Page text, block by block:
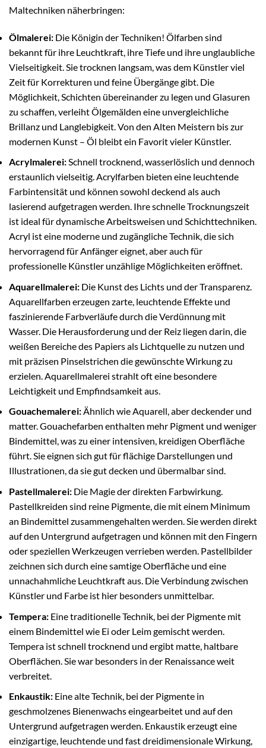
Maltechniken näherbringen:
Ölmalerei: Die Königin der Techniken! Ölfarben sind
bekannt für ihre Leuchtkraft, ihre Tiefe und ihre unglaubliche
Vielseitigkeit. Sie trocknen langsam, was dem Künstler viel
Zeit für Korrekturen und feine Übergänge gibt. Die
Möglichkeit, Schichten übereinander zu legen und Glasuren
zu schaffen, verleiht Ölgemälden eine unvergleichliche
Brillanz und Langlebigkeit. Von den Alten Meistern bis zur
modernen Kunst – Öl bleibt ein Favorit vieler Künstler.
Acrylmalerei:Schnell trocknend, wasserlöslich und dennoch
erstaunlich vielseitig. Acrylfarben bieten eine leuchtende
Farbintensität und können sowohl deckend als auch
lasierend aufgetragen werden. Ihre schnelle Trocknungszeit
ist ideal für dynamische Arbeitsweisen und Schichttechniken.
Acryl ist eine moderne und zugängliche Technik, die sich
hervorragend für Anfänger eignet, aber auch für
professionelle Künstler unzählige Möglichkeiten eröffnet.
Aquarellmalerei: Die Kunst des Lichts und der Transparenz.
Aquarellfarben erzeugen zarte, leuchtende Effekte und
faszinierende Farbverläufe durch die Verdünnung mit
Wasser. Die Herausforderung und der Reiz liegen darin, die
weißen Bereiche des Papiers als Lichtquelle zu nutzen und
mit präzisen Pinselstrichen die gewünschte Wirkung zu
erzielen. Aquarellmalerei strahlt oft eine besondere
Leichtigkeit und Empfindsamkeit aus.
Gouachemalerei:Ähnlich wie Aquarell, aber deckender und
matter. Gouachefarben enthalten mehr Pigment und weniger
Bindemittel, was zu einer intensiven, kreidigen Oberfläche
führt. Sie eignen sich gut für flächige Darstellungen und
Illustrationen, da sie gut decken und übermalbar sind.
Pastellmalerei: Die Magie der direkten Farbwirkung.
Pastellkreiden sind reine Pigmente, die mit einem Minimum
an Bindemittel zusammengehalten werden. Sie werden direkt
auf den Untergrund aufgetragen und können mit den Fingern
oder speziellen Werkzeugen verrieben werden. Pastellbilder
zeichnen sich durch eine samtige Oberfläche und eine
unnachahmliche Leuchtkraft aus. Die Verbindung zwischen
Künstler und Farbe ist hier besonders unmittelbar.
Tempera: Eine traditionelle Technik, bei der Pigmente mit
einem Bindemittel wie Ei oder Leim gemischt werden.
Tempera ist schnell trocknend und ergibt matte, haltbare
Oberflächen. Sie war besonders in der Renaissance weit
verbreitet.
Enkaustik: Eine alte Technik, bei der Pigmente in
geschmolzenes Bienenwachs eingearbeitet und auf den
Untergrund aufgetragen werden. Enkaustik erzeugt eine
einzigartige, leuchtende und fast dreidimensionale Wirkung,